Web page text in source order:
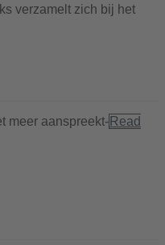
verzamelt zich bij het
meer aanspreekt- Read